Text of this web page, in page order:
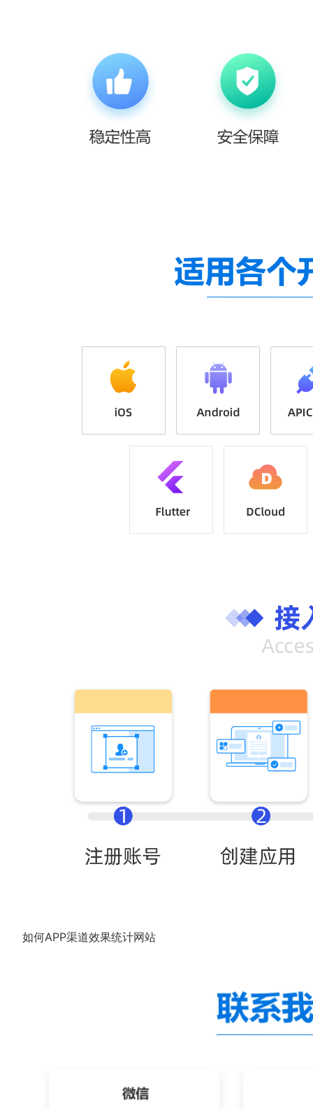
如何APP渠道效果统计网站